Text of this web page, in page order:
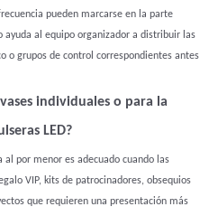
pueden marcarse en la parte
ayuda al equipo organizador a distribuir las
o grupos de control correspondientes antes
individuales o para la
LED?
por menor es adecuado cuando las
VIP, kits de patrocinadores, obsequios
que requieren una presentación más